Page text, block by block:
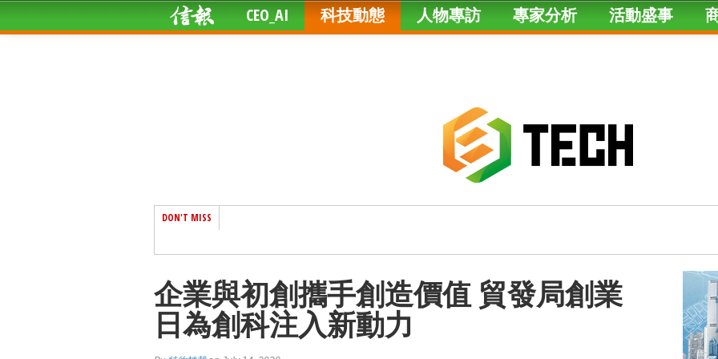
CEO_AI 科技動態 人物專訪 專家分析 活動盛事
DON'T MISS
企業與初創攜手創造價值 貿發局創業
日為創科注入新動力